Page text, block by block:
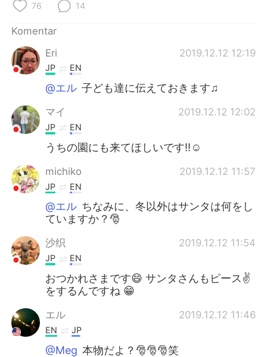
ไทย
Türkçe
Português
76 14
Komentar
Eri
2019.12.12 12:19
JP EN
@エル 子ども達に伝えておきます♫
マイ 2019.12.12 12:02
JP EN
うちの園にも来てほしいです‼☺
michiko 2019.12.12 11:57
JP EN
@エル ちなみに、冬以外はサンタは何をし
ていますか？🎅
沙织 2019.12.12 11:54
JP EN
おつかれさまです😄 サンタさんもピース✌️
をするんですね 😁
エル 2019.12.12 11:46
EN JP
@Meg 本物だよ？🎅🎅🎅笑